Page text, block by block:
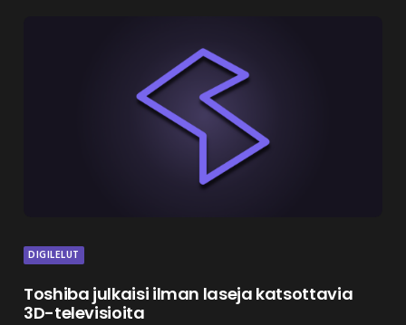
DIGILELUT
Toshiba julkaisi ilman laseja katsottavia
3D-televisioita